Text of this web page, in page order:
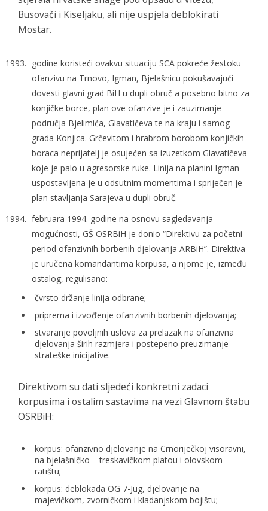
Busovači i Kiseljaku, ali nije uspjela deblokirati
Mostar.
godine koristeći ovakvu situaciju SCA pokreće žestoku
ofanzivu na Trnovo, Igman, Bjelašnicu pokušavajući
dovesti glavni grad BiH u dupli obruč a posebno bitno za
konjičke borce, plan ove ofanzive je i zauzimanje
područja Bjelimića, Glavatičeva te na kraju i samog
grada Konjica. Grčevitom i hrabrom borobom konjičkih
boraca neprijatelj je osujećen sa izuzetkom Glavatičeva
koje je palo u agresorske ruke. Linija na planini Igman
uspostavljena je u odsutnim momentima i spriječen je
plan stavljanja Sarajeva u dupli obruč.
februara 1994. godine na osnovu sagledavanja
mogućnosti, GŠ OSRBiH je donio “Direktivu za početni
period ofanzivnih borbenih djelovanja ARBiH”. Direktiva
je uručena komandantima korpusa, a njome je, između
ostalog, regulisano:
čvrsto držanje linija odbrane;
priprema i izvođenje ofanzivnih borbenih djelovanja;
stvaranje povoljnih uslova za prelazak na ofanzivna
djelovanja širih razmjera i postepeno preuzimanje
strateške inicijative.
Direktivom su dati sljedeći konkretni zadaci
korpusima i ostalim sastavima na vezi Glavnom štabu
OSRBiH:
korpus: ofanzivno djelovanje na Crnoriječkoj visoravni,
na bjelašničko – treskavičkom platou i olovskom
ratištu;
korpus: deblokada OG 7-Jug, djelovanje na
majevičkom, zvorničkom i kladanjskom bojištu;